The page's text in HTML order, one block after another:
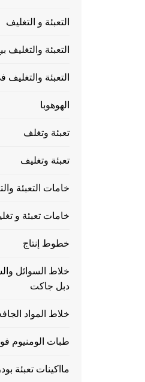
التعبئة و التغليف
التعبئة والتغليف
التعبئة
الهوهوبا
تعبئة وتغلف
تعبئة وتغليف
خامات التعبئة
خامات تعبئة و
خطوط إنتاج
خلاط السوائل
دبل جاكت
خلاط المواد
طبات الومنيوم
مااكينات تعبئة بودر